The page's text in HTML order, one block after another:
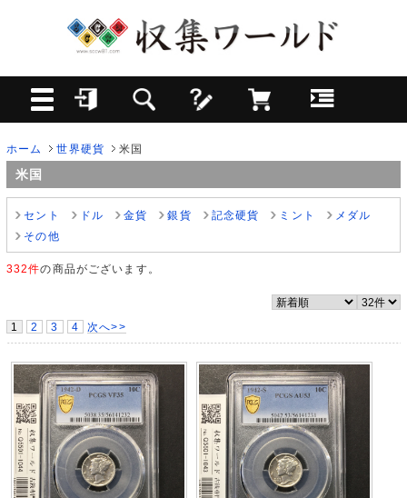
ホーム 世界硬貨 米国
米国
セント ドル 金貨 銀貨 記念硬貨 ミント
メダル
その他
332件の商品がございます。
1 2 3 4 次へ>>